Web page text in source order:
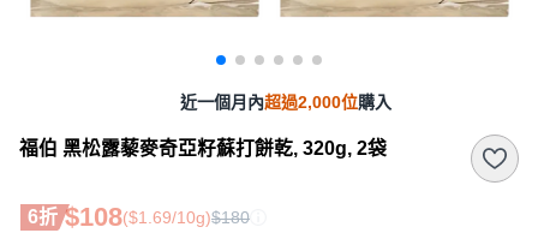
近一個月內超過2,000位購入
福伯 黑松露藜麥奇亞籽蘇打餅乾, 320g, 2袋
6折 $108($1.69/10g)$180